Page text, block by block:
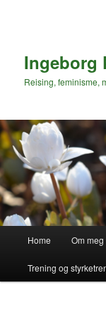
Ingeborg
Reising, feminisme,
Home Om meg
Trening og